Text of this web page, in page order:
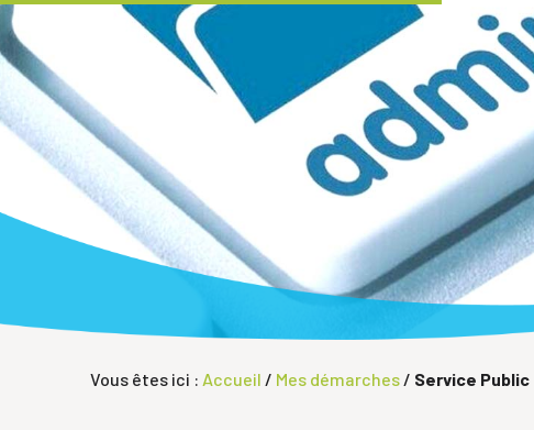
Vous êtes ici : Accueil / Mes démarches / Service Public